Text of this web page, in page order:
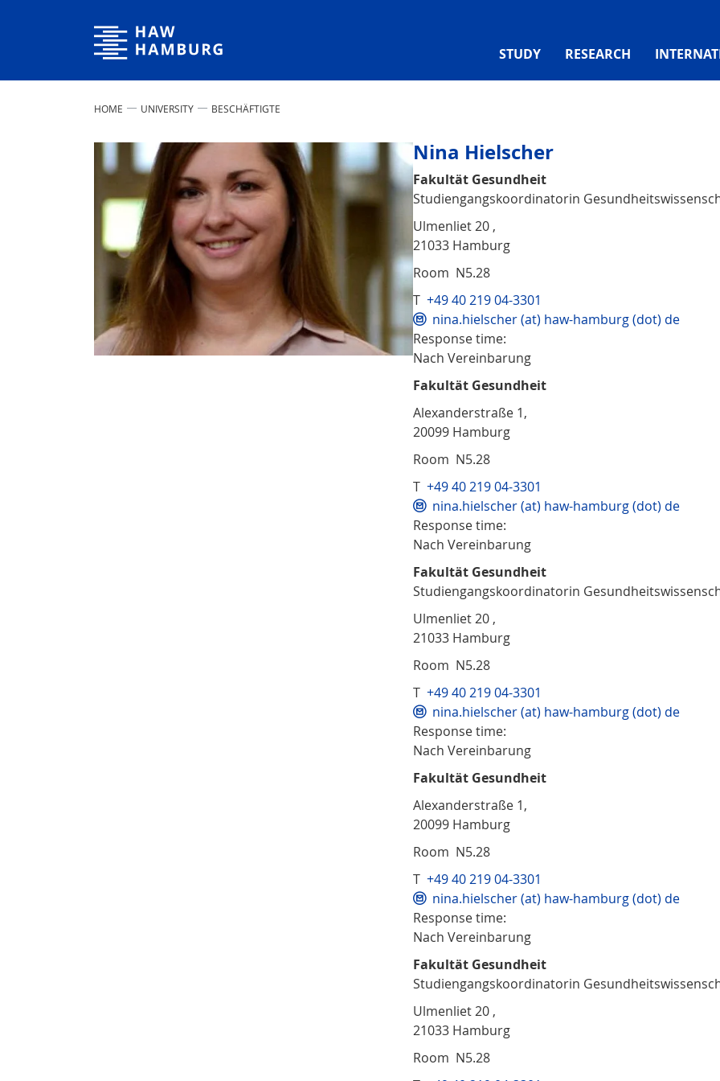
Hamburg University of Applied Sciences
STUDY RESEARCH
HOME UNIVERSITY BESCHÄFTIGTE
Nina Hielscher
Fakultät Gesundheit
Studiengangskoordinatorin
Ulmenliet 20 ,
21033 Hamburg
Room N5.28
T +49 40 219 04-3301
nina.hielscher (at) haw-hamburg (dot) de
Response time:
Nach Vereinbarung
Fakultät Gesundheit
Alexanderstraße 1,
20099 Hamburg
Room N5.28
T +49 40 219 04-3301
nina.hielscher (at) haw-hamburg (dot) de
Response time:
Nach Vereinbarung
Fakultät Gesundheit
Studiengangskoordinatorin
Ulmenliet 20 ,
21033 Hamburg
Room N5.28
T +49 40 219 04-3301
nina.hielscher (at) haw-hamburg (dot) de
Response time:
Nach Vereinbarung
Fakultät Gesundheit
Alexanderstraße 1,
20099 Hamburg
Room N5.28
T +49 40 219 04-3301
nina.hielscher (at) haw-hamburg (dot) de
Response time:
Nach Vereinbarung
Fakultät Gesundheit
Studiengangskoordinatorin
Ulmenliet 20 ,
21033 Hamburg
Room N5.28